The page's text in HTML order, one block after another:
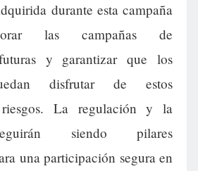
durante esta campaña
las campañas de
y garantizar que los
disfrutar de estos
riesgos. La regulación y la
siendo pilares
una participación segura en